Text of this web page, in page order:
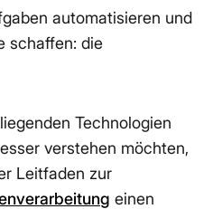
automatisieren und
schaffen: die
Technologien
verstehen möchten,
Leitfaden zur
einen